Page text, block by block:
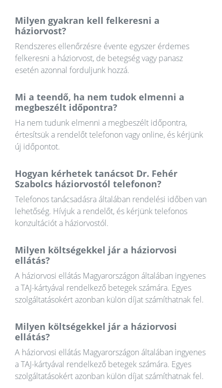
Milyen gyakran kell felkeresni a
háziorvost?
Rendszeres ellenőrzésre évente egyszer érdemes
felkeresni a háziorvost, de betegség vagy panasz
esetén azonnal forduljunk hozzá.
Mi a teendő, ha nem tudok elmenni a
megbeszélt időpontra?
Ha nem tudunk elmenni a megbeszélt időpontra,
értesítsük a rendelőt telefonon vagy online, és kérjünk
új időpontot.
Hogyan kérhetek tanácsot Dr. Fehér
Szabolcs háziorvostól telefonon?
Telefonos tanácsadásra általában rendelési időben van
lehetőség. Hívjuk a rendelőt, és kérjünk telefonos
konzultációt a háziorvostól.
Milyen költségekkel jár a háziorvosi
ellátás?
A háziorvosi ellátás Magyarországon általában ingyenes
a TAJ-kártyával rendelkező betegek számára. Egyes
szolgáltatásokért azonban külön díjat számíthatnak fel.
Milyen költségekkel jár a háziorvosi
ellátás?
A háziorvosi ellátás Magyarországon általában ingyenes
a TAJ-kártyával rendelkező betegek számára. Egyes
szolgáltatásokért azonban külön díjat számíthatnak fel.